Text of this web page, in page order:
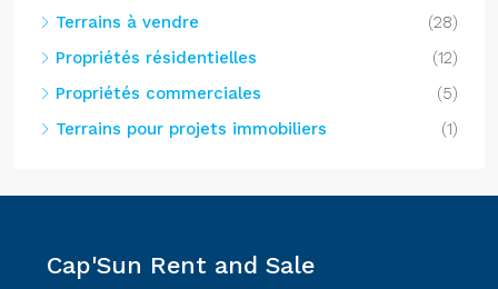
Terrains à vendre
(28)
Propriétés résidentielles
(12)
Propriétés commerciales
(5)
Terrains pour projets immobiliers
(1)
Cap'Sun Rent and Sale